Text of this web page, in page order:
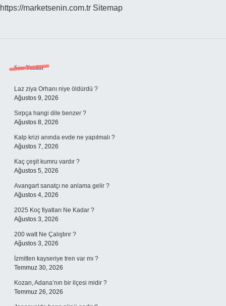
https://marketsenin.com.tr Sitemap
Sidebar
Son Yazılar
Laz ziya Orhanı niye öldürdü ?
Ağustos 9, 2026
Sırpça hangi dile benzer ?
Ağustos 8, 2026
Kalp krizi anında evde ne yapılmalı ?
Ağustos 7, 2026
Kaç çeşit kumru vardır ?
Ağustos 5, 2026
Avangart sanatçı ne anlama gelir ?
Ağustos 4, 2026
2025 Koç fiyatları Ne Kadar ?
Ağustos 3, 2026
200 watt Ne Çalıştırır ?
Ağustos 3, 2026
İzmitten kayseriye tren var mı ?
Temmuz 30, 2026
Kozan, Adana’nın bir ilçesi midir ?
Temmuz 26, 2026